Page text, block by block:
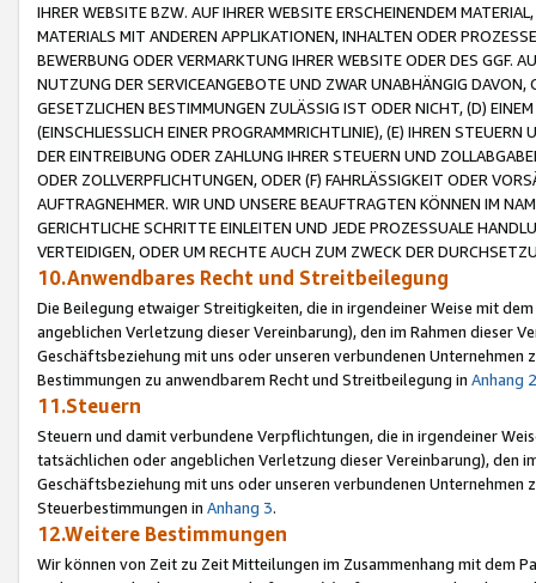
IHRER WEBSITE BZW. AUF IHRER WEBSITE ERSCHEINENDEM
MATERIALS MIT ANDEREN APPLIKATIONEN, INHALTEN ODER
BEWERBUNG ODER VERMARKTUNG IHRER WEBSITE ODER DES GGF.
NUTZUNG DER SERVICEANGEBOTE UND ZWAR UNABHÄNGIG
GESETZLICHEN BESTIMMUNGEN ZULÄSSIG IST ODER NICHT, (D)
(EINSCHLIESSLICH EINER PROGRAMMRICHTLINIE), (E) IHREN
DER EINTREIBUNG ODER ZAHLUNG IHRER STEUERN UND
ODER ZOLLVERPFLICHTUNGEN, ODER (F) FAHRLÄSSIGKEIT ODER
AUFTRAGNEHMER. WIR UND UNSERE BEAUFTRAGTEN KÖNNEN IM
GERICHTLICHE SCHRITTE EINLEITEN UND JEDE PROZESSUALE
VERTEIDIGEN, ODER UM RECHTE AUCH ZUM ZWECK DER
10.Anwendbares Recht und Streitbeilegung
Die Beilegung etwaiger Streitigkeiten, die in irgendeiner Weise mit
angeblichen Verletzung dieser Vereinbarung), den im Rahmen dieser
Geschäftsbeziehung mit uns oder unseren verbundenen
Bestimmungen zu anwendbarem Recht und Streitbeilegung in Anhang 2
11.Steuern
Steuern und damit verbundene Verpflichtungen, die in irgendeiner
tatsächlichen oder angeblichen Verletzung dieser Vereinbarung), den
Geschäftsbeziehung mit uns oder unseren verbundenen
Steuerbestimmungen in Anhang 3.
12.Weitere Bestimmungen
Wir können von Zeit zu Zeit Mitteilungen im Zusammenhang mit dem